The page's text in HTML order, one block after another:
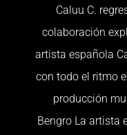
Caluu C.
colaboración
artista española
con todo el ritmo
producción
Bengro La artista